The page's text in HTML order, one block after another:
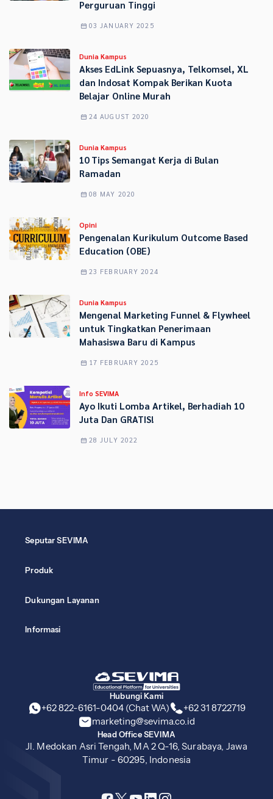
Perguruan Tinggi
03 JANUARY 2025
Dunia Kampus
Akses EdLink Sepuasnya, Telkomsel, XL
dan Indosat Kompak Berikan Kuota
Belajar Online Murah
24 AUGUST 2020
Dunia Kampus
10 Tips Semangat Kerja di Bulan
Ramadan
08 MAY 2020
Opini
Pengenalan Kurikulum Outcome Based
Education (OBE)
23 FEBRUARY 2024
Dunia Kampus
Mengenal Marketing Funnel & Flywheel
untuk Tingkatkan Penerimaan
Mahasiswa Baru di Kampus
17 FEBRUARY 2025
Info SEVIMA
Ayo Ikuti Lomba Artikel, Berhadiah 10
Juta Dan GRATIS!
28 JULY 2022
Hubungi Kami
+62 822-6161-0404 (Chat WA)
+62 31 8722719
marketing@sevima.co.id
Head Office SEVIMA
Jl. Medokan Asri Tengah, MA 2 Q-16, Surabaya, Jawa
Timur - 60295, Indonesia
Seputar SEVIMA
Produk
Dukungan Layanan
Informasi